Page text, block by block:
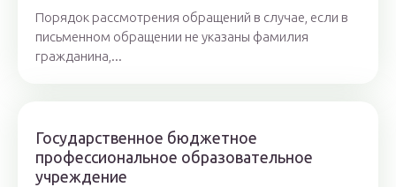
Порядок рассмотрения обращений в случае, если в
письменном обращении не указаны фамилия
гражданина,...
Государственное бюджетное
профессиональное образовательное
учреждение